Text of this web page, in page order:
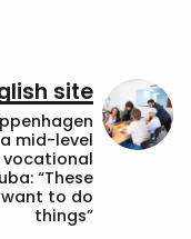
site
mid-level
“These
to do
things”